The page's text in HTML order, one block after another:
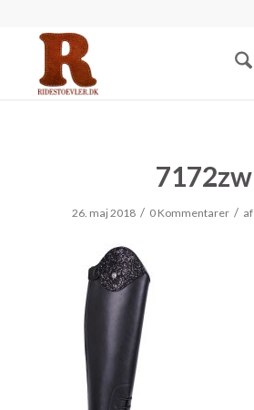
7172zw
26. maj 2018 / 0 Kommentarer / af